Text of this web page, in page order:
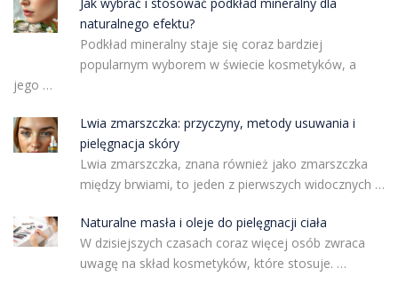
naturalnego efektu?
Podkład mineralny staje się coraz bardziej
popularnym wyborem w świecie kosmetyków, a
jego …
Lwia zmarszczka: przyczyny, metody usuwania i
pielęgnacja skóry
Lwia zmarszczka, znana również jako zmarszczka
między brwiami, to jeden z pierwszych widocznych …
Naturalne masła i oleje do pielęgnacji ciała
W dzisiejszych czasach coraz więcej osób zwraca
uwagę na skład kosmetyków, które stosuje. …